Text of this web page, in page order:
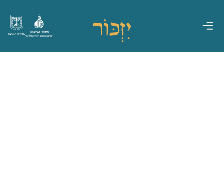
מדינת ישראל
משרד הביטחון
אגף משפחות, הנצחה ומורשת